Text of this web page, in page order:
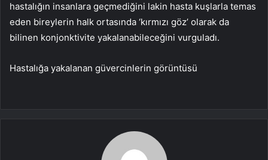
hastalığın insanlara geçmediğini lakin hasta kuşlarla temas
eden bireylerin halk ortasında ‘kırmızı göz’ olarak da
bilinen konjonktivite yakalanabileceğini vurguladı.
Hastalığa yakalanan güvercinlerin görüntüsü